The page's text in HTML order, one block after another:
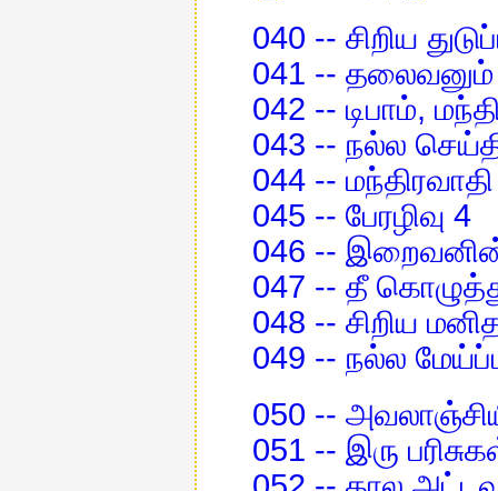
040 -- சிறிய
041 -- தலைவனும்
042 -- டிபாம்,
043 -- நல்ல
044 --
045 -- பேரழிவு 4
046 -- இறைவனின்
047 -- தீ
048 -- சிறிய
049 -- நல்ல
050 --
051 -- இரு